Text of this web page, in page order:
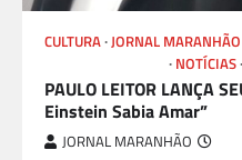
CULTURA JORNAL MARANHÃO
NOTÍCIAS
PAULO LEITOR LANÇA
Einstein Sabia Amar”
JORNAL MARANHÃO